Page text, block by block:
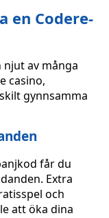
en Codere-
av många
casino,
gynnsamma
får du
Extra
och
att öka dina